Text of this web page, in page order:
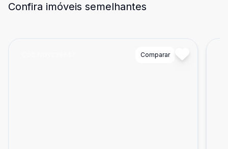
Confira imóveis semelhantes
Comparar